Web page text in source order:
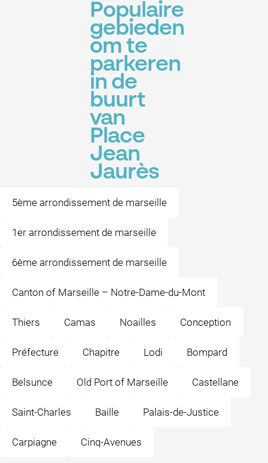
Populaire
gebieden
om te
parkeren
in de
buurt
van
Place
Jean
Jaurès
5ème arrondissement de marseille
1er arrondissement de marseille
6ème arrondissement de marseille
Canton of Marseille – Notre-Dame-du-Mont
Thiers Camas Noailles Conception
Préfecture Chapitre Lodi Bompard
Belsunce Old Port of Marseille Castellane
Saint-Charles Baille Palais-de-Justice
Carpiagne Cinq-Avenues